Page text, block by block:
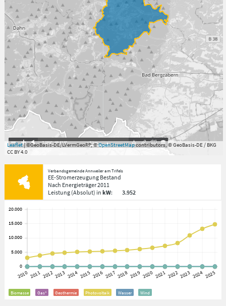
7.059°,49.813° 3km
Leaflet| ©GeoBasis-DE/LVermGeoRP, ©OpenStreetMapcontributors, © GeoBasis-DE / BKG
CC BY 4.0
Verbandsgemeinde Annweiler am Trifels
EE-Stromerzeugung Bestand
Nach Energieträger2011
Leistung(Absolut) in kW: 3.952
Biomasse Gas* Geothermie Photovoltaik Wasser Wind